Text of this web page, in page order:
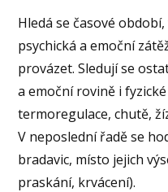
Hledá se časové
psychická a emoční
provázet. Sledují se
a emoční rovině i
termoregulace, chutě,
V neposlední řadě se
bradavic, místo jejich
praskání, krvácení).